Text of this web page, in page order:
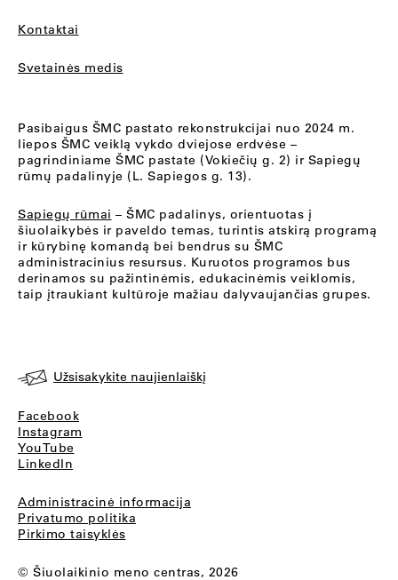
Kontaktai
Svetainės medis
Pasibaigus ŠMC pastato rekonstrukcijai nuo 2024 m.
liepos ŠMC veiklą vykdo dviejose erdvėse –
pagrindiniame ŠMC pastate (Vokiečių g. 2) ir Sapiegų
rūmų padalinyje (L. Sapiegos g. 13).
Sapiegų rūmai – ŠMC padalinys, orientuotas į
šiuolaikybės ir paveldo temas, turintis atskirą programą
ir kūrybinę komandą bei bendrus su ŠMC
administracinius resursus. Kuruotos programos bus
derinamos su pažintinėmis, edukacinėmis veiklomis,
taip įtraukiant kultūroje mažiau dalyvaujančias grupes.
Užsisakykite naujienlaiškį
Facebook
Instagram
YouTube
LinkedIn
Administracinė informacija
Privatumo politika
Pirkimo taisyklės
© Šiuolaikinio meno centras, 2026